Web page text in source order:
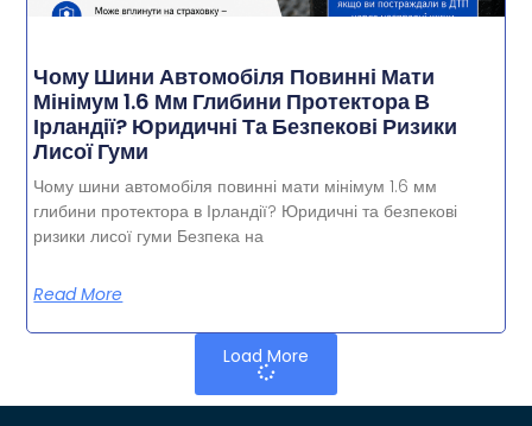
Чому Шини Автомобіля Повинні Мати
Мінімум 1.6 Мм Глибини Протектора В
Ірландії? Юридичні Та Безпекові Ризики
Лисої Гуми
Чому шини автомобіля повинні мати мінімум 1.6 мм
глибини протектора в Ірландії? Юридичні та безпекові
ризики лисої гуми Безпека на
Read More
Load More